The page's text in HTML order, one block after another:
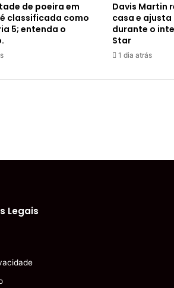
de poeira em
classificada como
5; entenda o
Davis Martin
casa e
durante o
Star
1 dia atrás
Legais